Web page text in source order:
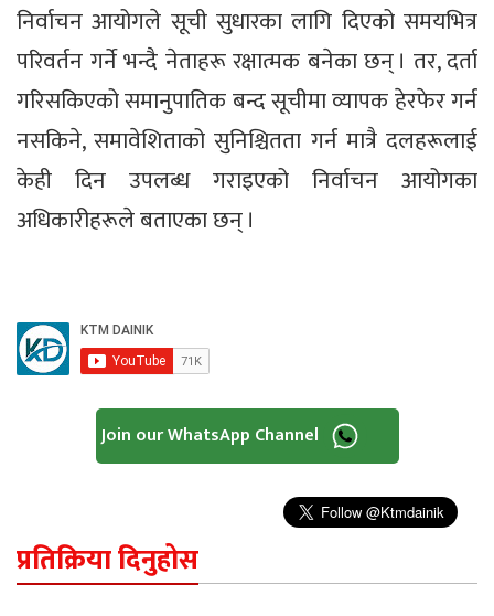
निर्वाचन आयोगले सूची सुधारका लागि दिएको समयभित्र
परिवर्तन गर्ने भन्दै नेताहरू रक्षात्मक बनेका छन् । तर, दर्ता
गरिसकिएको समानुपातिक बन्द सूचीमा व्यापक हेरफेर गर्न
नसकिने, समावेशिताको सुनिश्चितता गर्न मात्रै दलहरूलाई
केही दिन उपलब्ध गराइएको निर्वाचन आयोगका
अधिकारीहरूले बताएका छन् ।
Join our WhatsApp Channel
प्रतिक्रिया दिनुहोस